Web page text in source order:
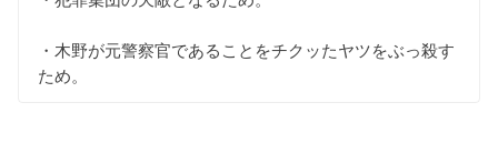
・木野が元警察官であることをチクッたヤツをぶっ殺す
ため。